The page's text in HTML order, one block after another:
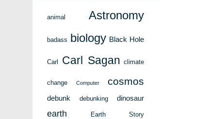
animal Astronomy
badass biology Black Hole
Carl Carl Sagan climate
change Computer cosmos
debunk debunking dinosaur
earth Earth Story